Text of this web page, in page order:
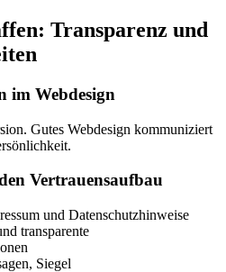
Transparenz und
im Webdesign
Gutes Webdesign kommuniziert
Vertrauensaufbau
und Datenschutzhinweise
transparente
Siegel